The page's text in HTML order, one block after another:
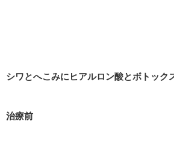
シワとへこみにヒアルロン酸とボトック
治療前